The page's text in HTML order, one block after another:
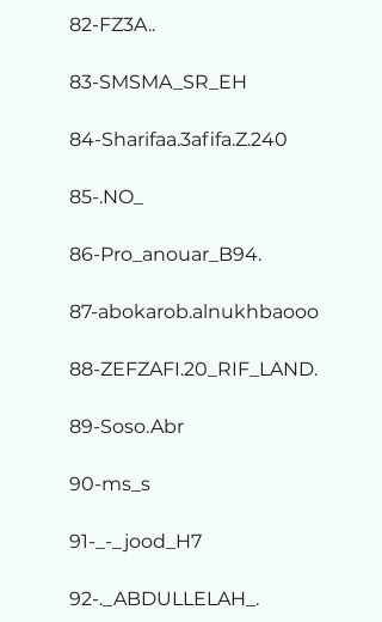
82-FZ3A..
83-SMSMA_SR_EH
84-Sharifaa.3afifa.Z.240
85-.NO_
86-Pro_anouar_B94.
87-abokarob.alnukhbaooo
88-ZEFZAFI.20_RIF_LAND.
89-Soso.Abr
90-ms_s
91-_-_jood_H7
92-._ABDULLELAH_.